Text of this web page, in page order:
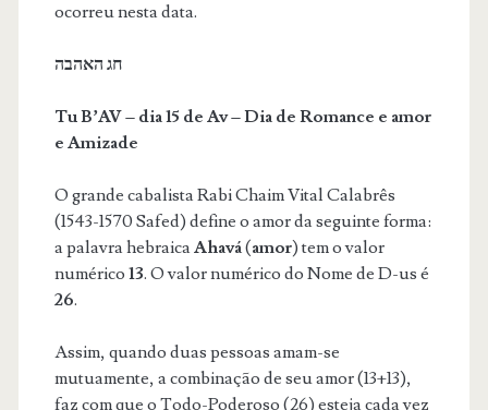
ocorreu nesta data.
חג האהבה‎
Tu B’AV – dia 15 de Av –Dia de Romance e amor
e Amizade
O grande cabalista Rabi Chaim Vital Calabrês
(1543-1570 Safed) define o amor da seguinte forma:
a palavra hebraicaAhavá(amor) tem o valor
numérico 13. O valor numérico do Nome de D-us é
26.
Assim, quando duas pessoas amam-se
mutuamente, a combinação de seu amor (13+13),
faz com que o Todo-Poderoso (26) esteja cada vez